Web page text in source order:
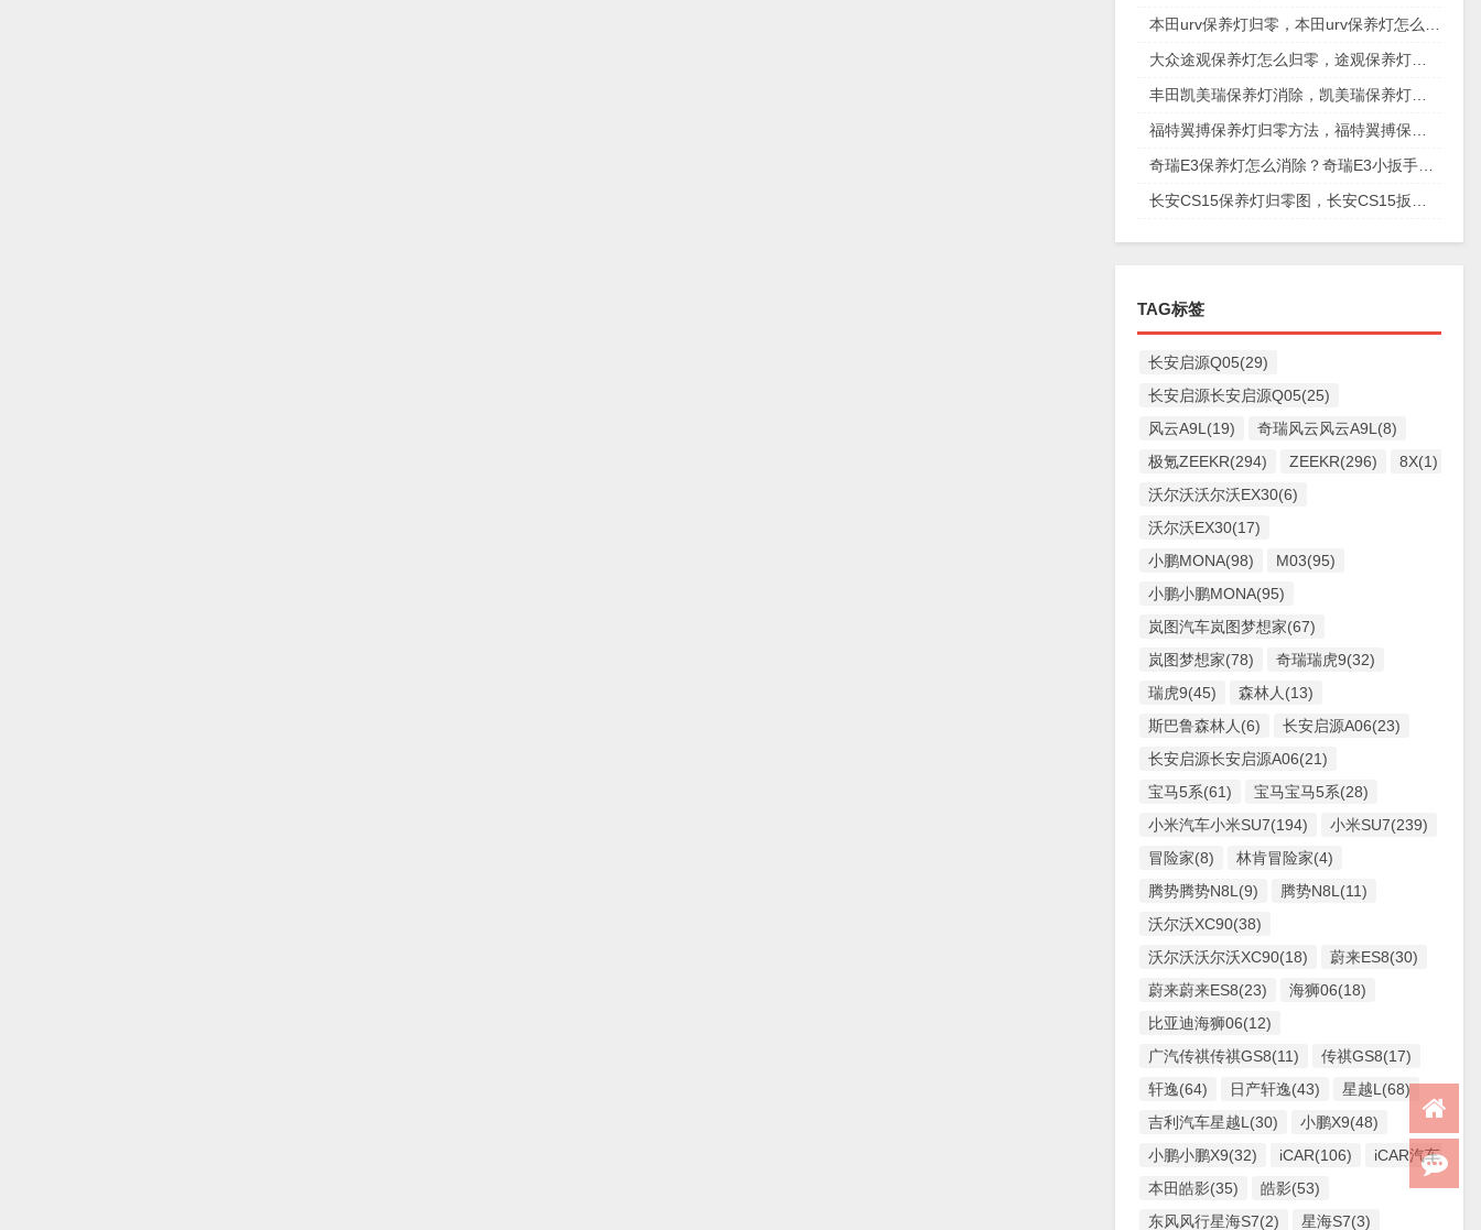
本田urv保养灯归零，本田urv保养灯怎么手动归零
大众途观保养灯怎么归零，途观保养灯归零图解
丰田凯美瑞保养灯消除，凯美瑞保养灯手动归零
福特翼搏保养灯归零方法，福特翼搏保养灯怎么复位
奇瑞E3保养灯怎么消除？奇瑞E3小扳手怎么消除图解
长安CS15保养灯归零图，长安CS15扳手标志消除复位
TAG标签
长安启源Q05(29)
长安启源长安启源Q05(25)
风云A9L(19)
奇瑞风云风云A9L(8)
极氪ZEEKR(294)
ZEEKR(296)
8X(1)
沃尔沃沃尔沃EX30(6)
沃尔沃EX30(17)
小鹏MONA(98)
M03(95)
小鹏小鹏MONA(95)
岚图汽车岚图梦想家(67)
岚图梦想家(78)
奇瑞瑞虎9(32)
瑞虎9(45)
森林人(13)
斯巴鲁森林人(6)
长安启源A06(23)
长安启源长安启源A06(21)
宝马5系(61)
宝马宝马5系(28)
小米汽车小米SU7(194)
小米SU7(239)
冒险家(8)
林肯冒险家(4)
腾势腾势N8L(9)
腾势N8L(11)
沃尔沃XC90(38)
沃尔沃沃尔沃XC90(18)
蔚来ES8(30)
蔚来蔚来ES8(23)
海狮06(18)
比亚迪海狮06(12)
广汽传祺传祺GS8(11)
传祺GS8(17)
轩逸(64)
日产轩逸(43)
星越L(68)
吉利汽车星越L(30)
小鹏X9(48)
小鹏小鹏X9(32)
iCAR(106)
iCAR汽车
本田皓影(35)
皓影(53)
东风风行星海S7(2)
星海S7(3)